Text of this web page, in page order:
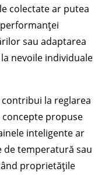
colectate ar putea
sau adaptarea
nevoile individuale
la reglarea
propuse
inteligente ar
de temperatură sau
proprietățile